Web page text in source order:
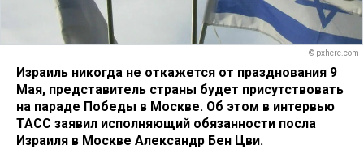
© pxhere.com
Израиль никогда не откажется от празднования 9
Мая, представитель страны будет присутствовать
на параде Победы в Москве. Об этом в интервью
ТАСС заявил исполняющий обязанности посла
Израиля в Москве Александр Бен Цви.